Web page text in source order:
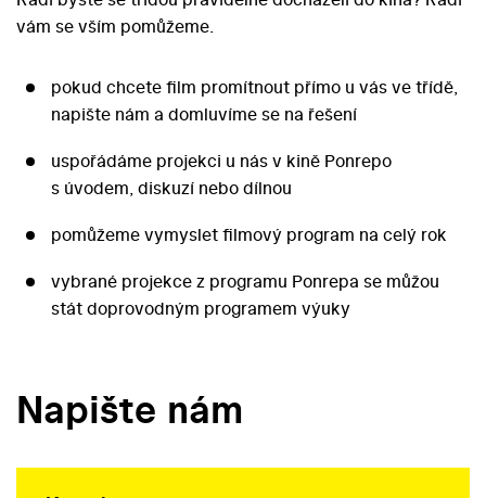
vám se vším pomůžeme.
pokud chcete film promítnout přímo u vás ve třídě,
napište nám a domluvíme se na řešení
uspořádáme projekci u nás v kině Ponrepo
s úvodem, diskuzí nebo dílnou
pomůžeme vymyslet filmový program na celý rok
vybrané projekce z programu Ponrepa se můžou
stát doprovodným programem výuky
Napište nám